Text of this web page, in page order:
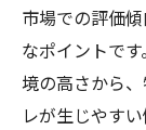
市場での評価
なポイントで
境の高さから
レが生じやすい